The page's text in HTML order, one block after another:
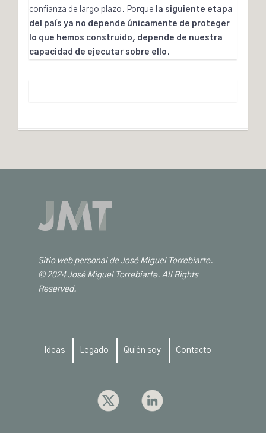
confianza de largo plazo. Porque
la siguiente etapa
del país ya no depende únicamente de proteger
lo que hemos construido, depende de nuestra
capacidad de ejecutar sobre ello .
Sitio web personal de José Miguel Torrebiarte.
© 2024 José Miguel Torrebiarte. All Rights
Reserved.
Ideas Legado Quién soy Contacto